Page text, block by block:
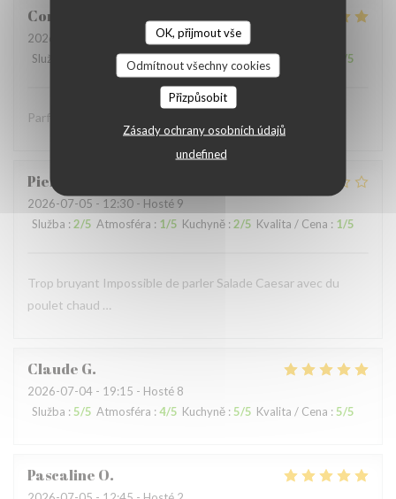
OK, přijmout vše
Odmítnout všechny cookies
Přizpůsobit
Zásady ochrany osobních údajů
undefined
Coralie
2026-07-05
- 12:15 - Hosté 4
Služba
Atmosféra:5/5 Kuchyně:5/5 Kvalita / Cena /5
Parfait comme toujours !
Pierre
2026-07-05 - 12:30 - Hosté 9
Služba : 2/5 Atmosféra : 1/5 Kuchyně : 2/5 Kvalita / Cena : 1/5
Trop bruyant Impossible de parler Salade Caesar avec du
poulet chaud …
Claude G
2026-07-04 - 19:15 - Hosté 8
Služba : 5/5 Atmosféra : 4/5 Kuchyně :5/5 Kvalita / Cena :5/5
Pascaline O